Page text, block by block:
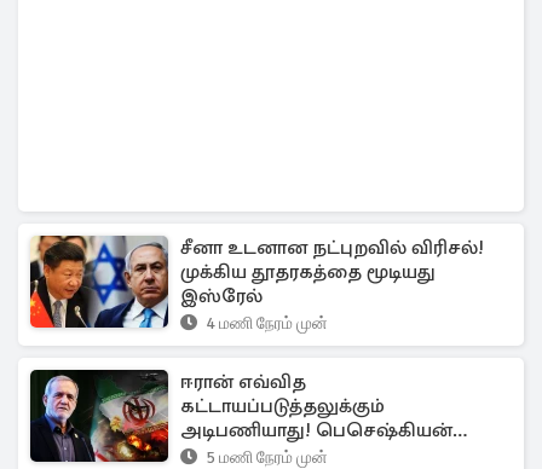
சீனா உடனான நட்புறவில் விரிசல்!
முக்கிய தூதரகத்தை மூடியது
இஸ்ரேல்
4 மணி நேரம் முன்
ஈரான் எவ்வித
கட்டாயப்படுத்தலுக்கும்
அடிபணியாது! பெசெஷ்கியன்
அறிவிப்பு
5 மணி நேரம் முன்